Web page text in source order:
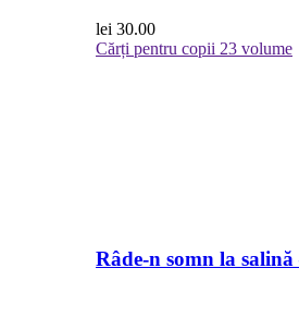
lei 30.00
Cărți pentru copii 23 volume
Râde-n somn la